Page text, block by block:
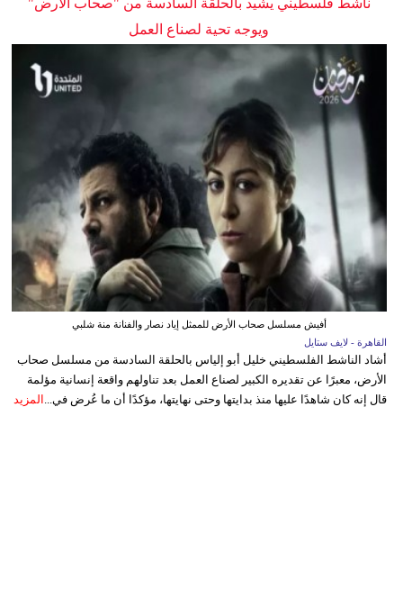
ويوجه تحية لصناع العمل
أفيش مسلسل صحاب الأرض للممثل إياد نصار والفنانة منة شلبي
القاهرة - لايف ستايل
أشاد الناشط الفلسطيني خليل أبو إلياس بالحلقة السادسة من مسلسل صحاب
الأرض، معبرًا عن تقديره الكبير لصناع العمل بعد تناولهم واقعة إنسانية مؤلمة
قال إنه كان شاهدًا عليها منذ بدايتها وحتى نهايتها، مؤكدًا أن ما عُرض في... المزيد